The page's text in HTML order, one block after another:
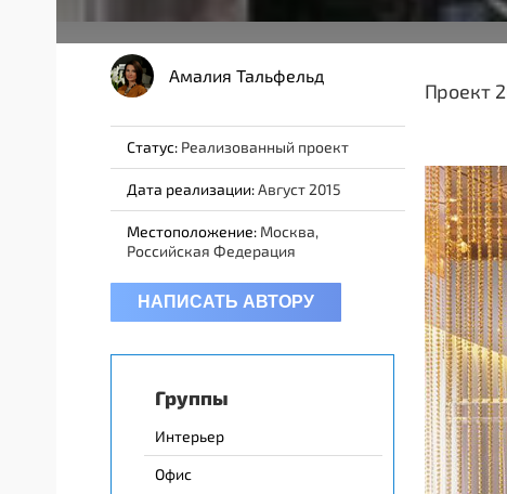
Амалия Тальфельд
Статус: Реализованный проект
Дата реализации:Август 2015
Местоположение: Москва,
Российская Федерация
НАПИСАТЬ АВТОРУ
Группы
Интерьер
Офис
Проект